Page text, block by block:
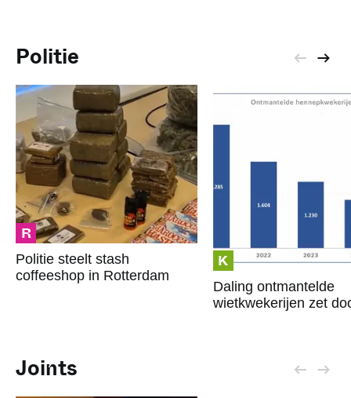
Politie
R
Politie steelt stash
coffeeshop in Rotterdam
K
Daling ontmantelde
wietkwekerijen zet
Joints